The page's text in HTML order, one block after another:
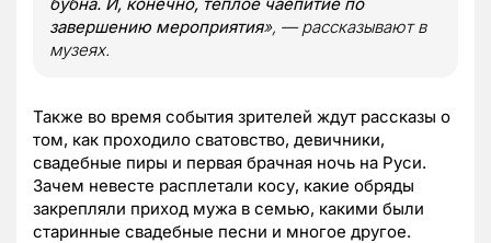
завершению мероприятия», — рассказывают в
музеях.
Также во время события зрителей ждут рассказы о
том, как проходило сватовство, девичники,
свадебные пиры и первая брачная ночь на Руси.
Зачем невесте расплетали косу, какие обряды
закрепляли приход мужа в семью, какими были
старинные свадебные песни и многое другое.